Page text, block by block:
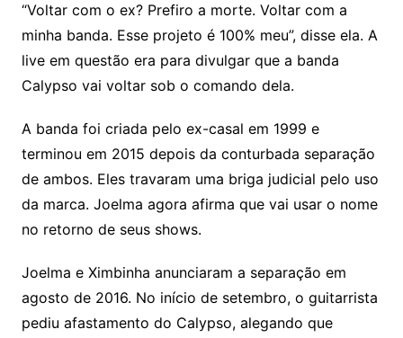
“Voltar com o ex? Prefiro a morte. Voltar com a
minha banda. Esse projeto é 100% meu”, disse ela. A
live em questão era para divulgar que a banda
Calypso vai voltar sob o comando dela.
A banda foi criada pelo ex-casal em 1999 e
terminou em 2015 depois da conturbada separação
de ambos. Eles travaram uma briga judicial pelo uso
da marca. Joelma agora afirma que vai usar o nome
no retorno de seus shows.
Joelma e Ximbinha anunciaram a separação em
agosto de 2016. No início de setembro, o guitarrista
pediu afastamento do Calypso, alegando que